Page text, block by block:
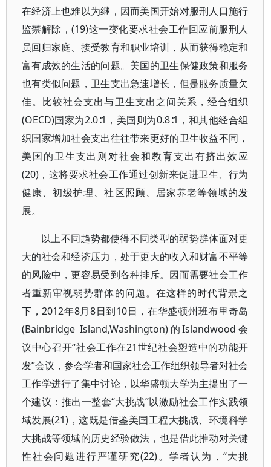
在经济上也难以为继，因而美国开始对服刑人口施行
监禁解除，(19)这一变化要求社会工作回应前服刑人
员回归家庭、接受教育和职业培训，从而获得稳定和
富有成效的生活的问题。美国的卫生保健政策和服务
也有类似问题，卫生支出急速增长，但是服务质量欠
佳。比较社会支出与卫生支出之间关系，经合组织
(OECD)国家为2.0∶1，美国则为0.8∶1，和其他经合组
织国家增加社会支出往往带来更好的卫生收益不同，
美国的卫生支出则对社会和教育支出有挤出效应
(20)，这将要求社会工作通过创新来促进卫生、行为
健康、初级护理、社区照顾、居家养老等领域的发
展。
以上不同趋势都使得不同类型的弱势群体面对更
大的社会和经济压力，处于更大的收入和财富不平等
的风险中，更容易受到各种排斥。因而需要社会工作
者重新审视弱势群体的问题。在这样的时代背景之
下，2012年8月8日到10日，在华盛顿州班布里奇岛
(Bainbridge Island,Washington)的Islandwood会
议中心召开“社会工作在21世纪社会塑造中的功能开
发”会议，参会学者和国家社会工作组织领导者对社会
工作学进行了集中讨论，以华盛顿大学为主提出了一
个建议：推出一整套“大挑战”以激励社会工作实践领
域发展(21)，这既是借鉴美国工程大挑战、环境科学
大挑战等领域的历史经验做法，也是借此推动对关键
性社会问题进行严谨研究(22)。学者认为，“大挑